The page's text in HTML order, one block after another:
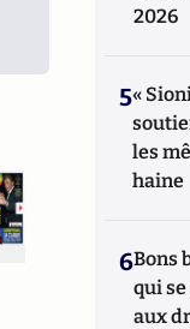
2026
5«
les
haine
6Bons
qui
aux